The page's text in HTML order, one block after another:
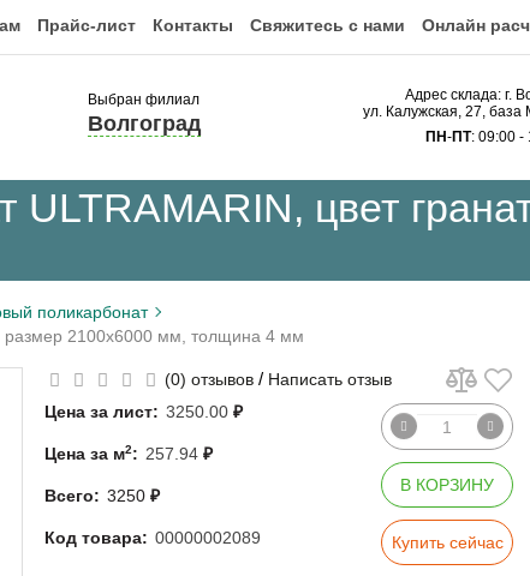
Прайс-лист Контакты Свяжитесь с нами Онлайн
Выбран филиал
Волгоград
Адрес склада: г.
ул. Калужская, 27,
ПН-ПТ: 09:00 -
ULTRAMARIN, цвет
поликарбонат
размер 2100x6000 мм, толщина 4 мм
(0) отзывов / Написать отзыв
Цена за лист: 3250.00 ₽
Цена за м2: 257.94 ₽
Всего: 3250 ₽
Код товара: 00000002089
В КОРЗИНУ
Купить сейчас